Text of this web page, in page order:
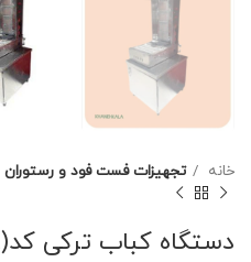
خانه تجهیزات فست فود و رستوران
دستگاه كباب تركی کد(A)